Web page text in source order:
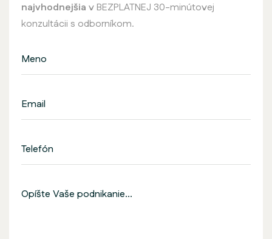
najvhodnejšia v BEZPLATNEJ 30-minútovej
konzultácii s odborníkom.